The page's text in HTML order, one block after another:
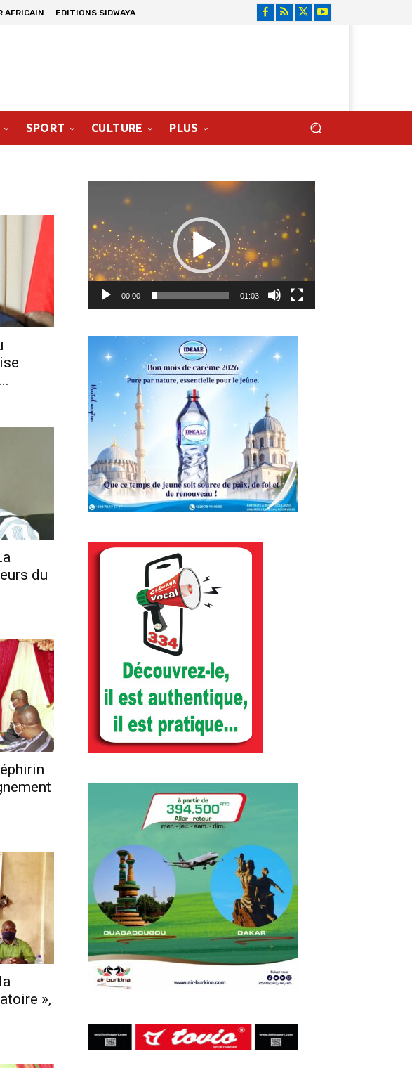
AFRICAIN EDITIONS SIDWAYA
SPORT CULTURE PLUS
du
»,
00:00 01:03